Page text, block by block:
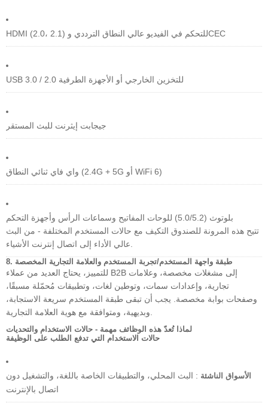
HDMI (2.0، 2.1) للتحكم في الفيديو عالي النطاق الترددي وCEC
USB 3.0 / 2.0 للتخزين الخارجي أو الأجهزة الطرفية
جيجابت إيثرنت للبث المستقر
واي فاي ثنائي النطاق (2.4G + 5G أو WiFi 6)
بلوتوث (5.0/5.2) للوحات المفاتيح وسماعات الرأس وأجهزة التحكم
تتيح هذه المرونة للصندوق التكيف مع حالات المستخدم المختلفة - من البث
8. طبقة واجهة المستخدم/تجربة المستخدم والعلامة التجارية المخصصة
للتمييز، يحتاج العديد من عملاء B2B إلى مشغلات مخصصة، وعلامات
تجارية، وإعدادات سمات، وتوطين لغات، وتطبيقات مُحمّلة مسبقًا،
وصفحات بوابة مخصصة. يجب أن تبقى طبقة المستخدم سريعة الاستجابة،
لماذا تُعدّ هذه الوظائف مهمة - حالات الاستخدام والتحديات
حالات الاستخدام التي تدفع الطلب على الوظيفة
الأسواق الناشئة : البث المحلي، والتطبيقات الخاصة باللغة، والتشغيل دون
اتصال بالإنترنت